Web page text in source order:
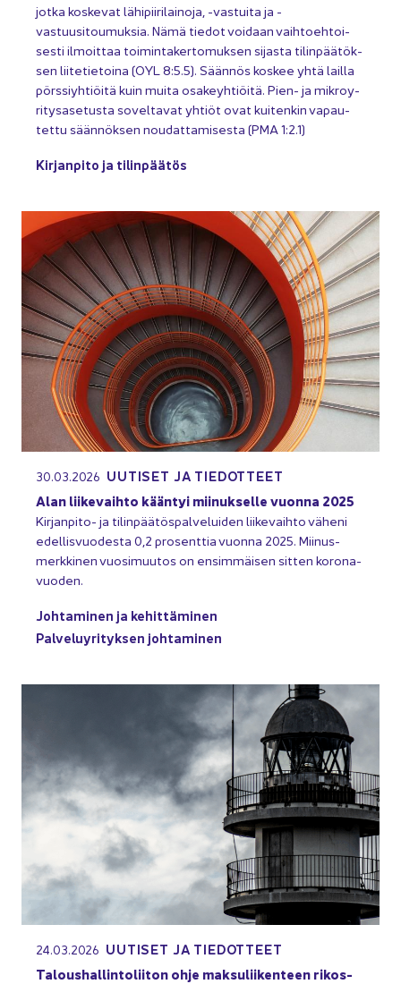
jotka kos­ke­vat lä­hi­pii­ri­lai­no­ja, -​vastuita ja -​
vastuusitoumuksia. Nämä tie­dot voi­daan vaih­toeh­toi­
ses­ti il­moit­taa toi­min­ta­ker­to­muk­sen si­jas­ta ti­lin­pää­tök­
sen lii­te­tie­toi­na (OYL 8:5.5). Sään­nös kos­kee yhtä lail­la
pörs­siyh­tiöi­tä kuin muita osa­keyh­tiöi­tä. Pien- ja mik­ro­y­
ri­tys­a­se­tus­ta so­vel­ta­vat yh­tiöt ovat kui­ten­kin va­pau­
tet­tu sään­nök­sen nou­dat­ta­mi­ses­ta (PMA 1:2.1)
Kir­jan­pi­to ja ti­lin­pää­tös
30.03.2026 UU­TI­SET JA TIE­DOT­TEET
Alan lii­ke­vaih­to kään­tyi mii­nuk­sel­le vuon­na 2025
Kirjanpito-​ ja ti­lin­pää­tös­pal­ve­lui­den lii­ke­vaih­to vä­he­ni
edel­lis­vuo­des­ta 0,2 pro­sent­tia vuon­na 2025. Mii­nus­
merk­ki­nen vuo­si­muu­tos on en­sim­mäi­sen sit­ten ko­ro­na­
vuo­den.
Joh­ta­mi­nen ja ke­hit­tä­mi­nen
Pal­ve­lu­yri­tyk­sen joh­ta­mi­nen
24.03.2026 UU­TI­SET JA TIE­DOT­TEET
Ta­lous­hal­lin­to­lii­ton ohje mak­su­lii­ken­teen ri­kos­